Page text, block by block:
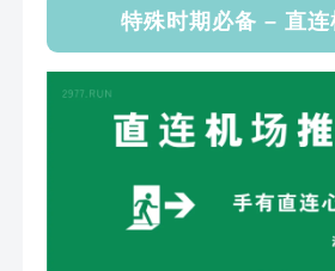
特殊时期必备 – 直连